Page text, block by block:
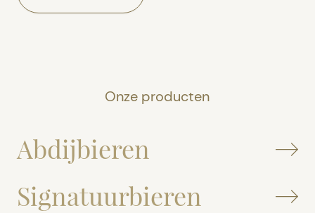
Onze producten
Abdijbieren
Signatuurbieren